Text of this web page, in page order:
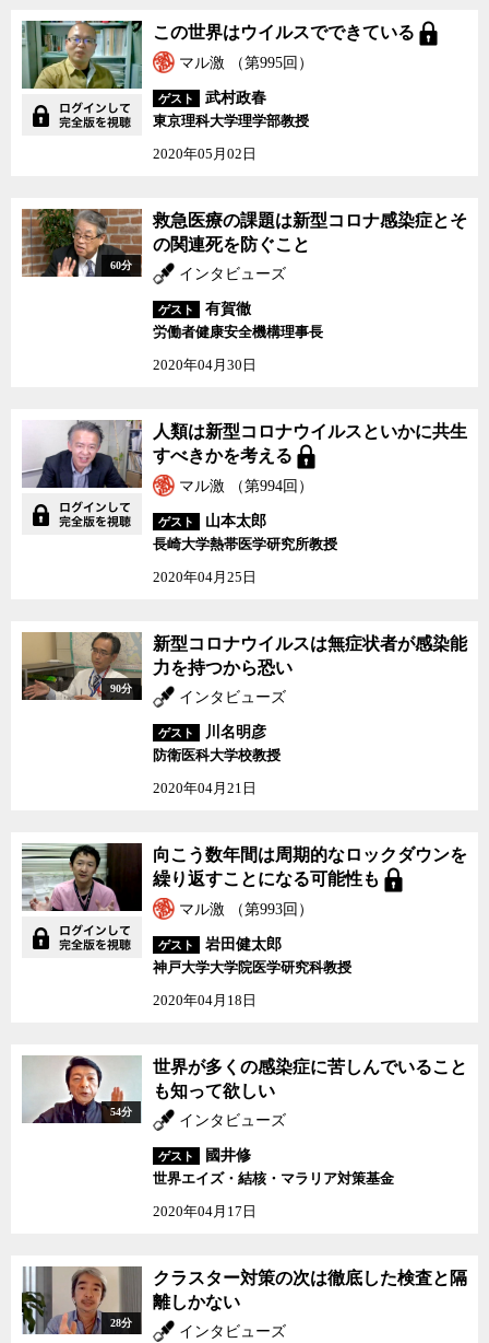
この世界はウイルスでできている
マル激 （第995回）
ゲスト
武村政春
東京理科大学理学部教授
2020年05月02日
60分
救急医療の課題は新型コロナ感染症とそ
の関連死を防ぐこと
インタビューズ
ゲスト
有賀徹
労働者健康安全機構理事長
2020年04月30日
人類は新型コロナウイルスといかに共生
すべきかを考える
マル激 （第994回）
ゲスト
山本太郎
長崎大学熱帯医学研究所教授
2020年04月25日
90分
新型コロナウイルスは無症状者が感染能
力を持つから恐い
インタビューズ
ゲスト
川名明彦
防衛医科大学校教授
2020年04月21日
向こう数年間は周期的なロックダウンを
繰り返すことになる可能性も
マル激 （第993回）
ゲスト
岩田健太郎
神戸大学大学院医学研究科教授
2020年04月18日
54分
世界が多くの感染症に苦しんでいること
も知って欲しい
インタビューズ
ゲスト
國井修
世界エイズ・結核・マラリア対策基金
2020年04月17日
28分
クラスター対策の次は徹底した検査と隔
離しかない
インタビューズ